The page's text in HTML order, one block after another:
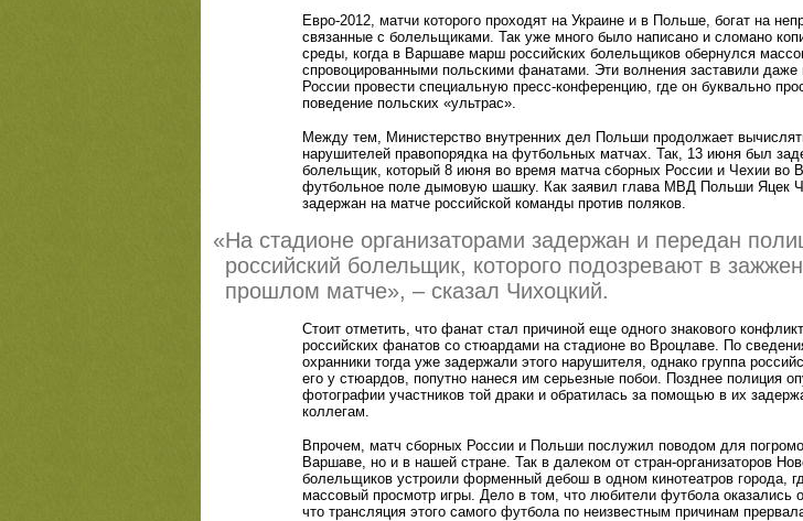
Евро-2012, матчи которого проходят на Украине и в Польше, богат на
связанные с болельщиками. Так уже много было написано и сломано
среды, когда в Варшаве марш российских болельщиков обернулся
спровоцированными польскими фанатами. Эти волнения заставили даже
России провести специальную пресс-конференцию, где он буквально
поведение польских «ультрас».
Между тем, Министерство внутренних дел Польши продолжает
нарушителей правопорядка на футбольных матчах. Так, 13 июня был
болельщик, который 8 июня во время матча сборных России и Чехии во
футбольное поле дымовую шашку. Как заявил глава МВД Польши Яцек
задержан на матче российской команды против поляков.
«На стадионе организаторами задержан и передан
российский болельщик, которого подозревают в
прошлом матче», – сказал Чихоцкий.
Стоит отметить, что фанат стал причиной еще одного знакового
российских фанатов со стюардами на стадионе во Вроцлаве. По
охранники тогда уже задержали этого нарушителя, однако группа
его у стюардов, попутно нанеся им серьезные побои. Позднее полиция
фотографии участников той драки и обратилась за помощью в их
коллегам.
Впрочем, матч сборных России и Польши послужил поводом для
Варшаве, но и в нашей стране. Так в далеком от стран-организаторов
болельщиков устроили форменный дебош в одном кинотеатров города,
массовый просмотр игры. Дело в том, что любители футбола оказались
что трансляция этого самого футбола по неизвестным причинам